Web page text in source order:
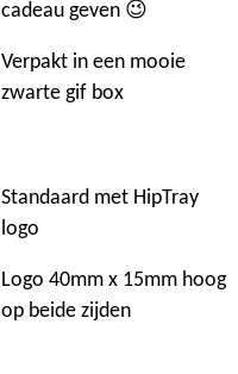
cadeau geven 😉
Verpakt in een mooie
zwarte gif box
Standaard met HipTray
logo
Logo 40mm x 15mm hoog
op beide zijden